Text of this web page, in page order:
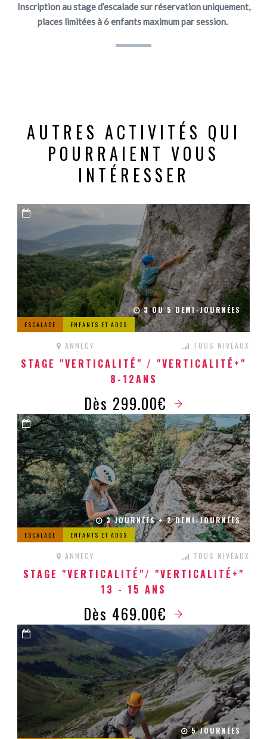
Inscription au stage d’escalade sur réservation uniquement,
places limitées à 6 enfants maximum par session.
AUTRES ACTIVITÉS QUI
POURRAIENT VOUS
INTÉRESSER
3 OU 5 DEMI-JOURNÉES
ESCALADE ENFANTS ET ADOS
ANNECY TOUS NIVEAUX
STAGE "VERTICALITÉ" / "VERTICALITÉ+"
8-12ANS
Dès 299.00€
3 JOURNÉES + 2 DEMI-JOURNÉES
ESCALADE ENFANTS ET ADOS
ANNECY TOUS NIVEAUX
STAGE "VERTICALITÉ"/ "VERTICALITÉ+"
13 - 15 ANS
Dès 469.00€
5 JOURNÉES